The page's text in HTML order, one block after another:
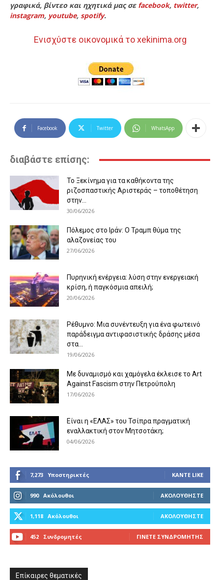
γραφικά, βίντεο και ηχητικά μας σε facebook, twitter,
instagram, youtube, spotify.
Ενισχύστε οικονομικά το xekinima.org
Facebook Twitter WhatsApp
διαβάστε επίσης:
Το Ξεκίνημα για τα καθήκοντα της
ριζοσπαστικής Αριστεράς – τοποθέτηση
στην...
30/06/2026
Πόλεμος στο Ιράν: Ο Τραμπ θύμα της
αλαζονείας του
27/06/2026
Πυρηνική ενέργεια: λύση στην ενεργειακή
κρίση, ή παγκόσμια απειλή;
20/06/2026
Ρέθυμνο: Μια συνέντευξη για ένα φωτεινό
παράδειγμα αντιφασιστικής δράσης μέσα
στα...
19/06/2026
Με δυναμισμό και χαμόγελα έκλεισε το Art
Against Fascism στην Πετρούπολη
17/06/2026
Είναι η «ΕΛΑΣ» του Τσίπρα πραγματική
εναλλακτική στον Μητσοτάκη;
04/06/2026
7,273 Υποστηρικτές ΚΆΝΤΕ LIKE
990 Ακόλουθοι ΑΚΟΛΟΥΘΉΣΤΕ
1,118 Ακόλουθοι ΑΚΟΛΟΥΘΉΣΤΕ
452 Συνδρομητές ΓΊΝΕΤΕ ΣΥΝΔΡΟΜΗΤΉΣ
Επίκαιρες θεματικές